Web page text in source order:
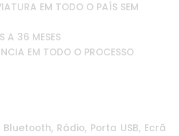
EM TODO O PAÍS SEM
A 36 MESES
EM TODO O PROCESSO
Rádio, Porta USB, Ecrã